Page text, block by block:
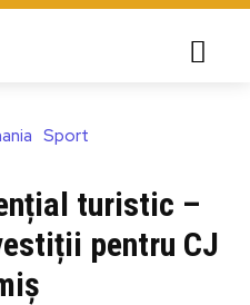
Sport
turistic –
pentru CJ